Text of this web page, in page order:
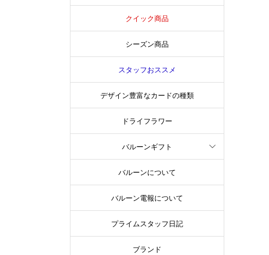
クイック商品
シーズン商品
スタッフおススメ
デザイン豊富なカードの種類
ドライフラワー
バルーンギフト
バルーンについて
バルーン電報について
プライムスタッフ日記
ブランド